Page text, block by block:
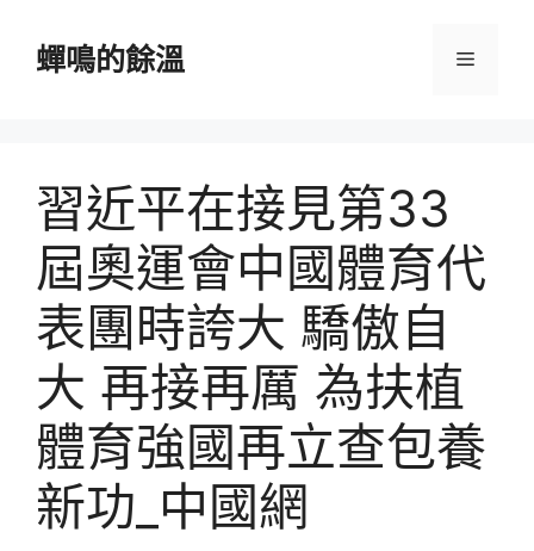
蟬鳴的餘溫 選
習近平在接見第33
屆奧運會中國體育代
表團時誇大 驕傲自
大 再接再厲 為扶植
體育強國再立查包養
新功_中國網